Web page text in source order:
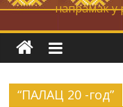
напрамак у
“ПАЛАЦ 20 -год”